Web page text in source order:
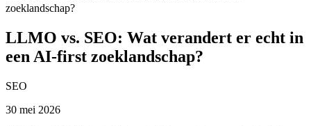
zoeklandschap?
LLMO vs. SEO: Wat verandert er echt in
een AI-first zoeklandschap?
SEO
30 mei 2026